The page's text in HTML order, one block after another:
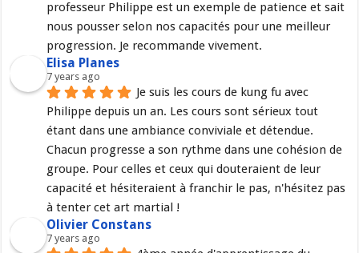
professeur Philippe est un exemple de patience et sait
nous pousser selon nos capacités pour une meilleur
progression. Je recommande vivement.
Elisa Planes
7 years ago
Je suis les cours de kung fu avec
Philippe depuis un an. Les cours sont sérieux tout
étant dans une ambiance conviviale et détendue.
Chacun progresse a son rythme dans une cohésion de
groupe. Pour celles et ceux qui douteraient de leur
capacité et hésiteraient à franchir le pas, n'hésitez pas
à tenter cet art martial !
Olivier Constans
7 years ago